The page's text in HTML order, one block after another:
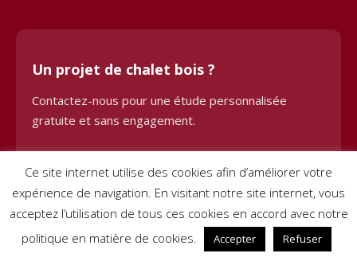
Un projet de chalet bois ?
Contactez-nous pour une étude personnalisée
gratuite et sans engagement.
Demander une étude
© 2024 Chalet Bois BHE. Tous droits réservés. Site créé parPignon
Ce site internet utilise des cookies afin d’améliorer votre
expérience de navigation. En visitant notre site internet, vous
acceptez l’utilisation de tous ces cookies en accord avec notre
politique en matière de cookies.
Accepter Refuser